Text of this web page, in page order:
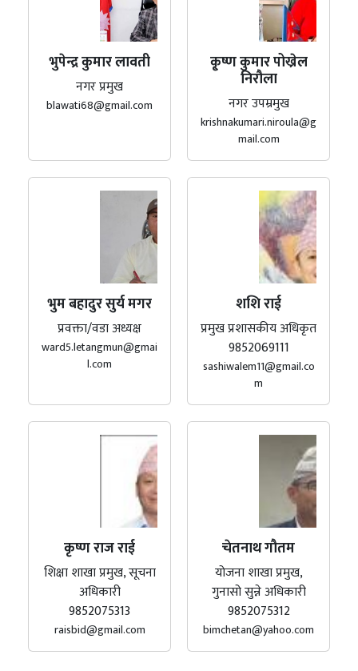
भुपेन्द्र कुमार लावती
नगर प्रमुख
blawati68@gmail.com
कृ्ष्ण कुमार पोख्रेल
निरौला
नगर उपम्रमुख
krishnakumari.niroula@g
mail.com
भुम बहादुर सुर्य मगर
प्रवक्ता/वडा अध्यक्ष
ward5.letangmun@gmai
l.com
शशि राई
प्रमुख प्रशासकीय अधिकृत
9852069111
sashiwalem11@gmail.co
m
कृष्ण राज राई
शिक्षा शाखा प्रमुख, सूचना
अधिकारी
9852075313
raisbid@gmail.com
चेतनाथ गौतम
योजना शाखा प्रमुख,
गुनासो सुन्ने अधिकारी
9852075312
bimchetan@yahoo.com